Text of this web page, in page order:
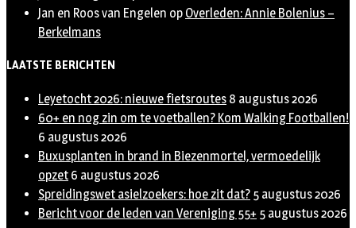
Jan en Roos van Engelen op Overleden: Annie Bolenius –
Berkelmans
LAATSTE BERICHTEN
Leyetocht 2026: nieuwe fietsroutes 8 augustus 2026
60+ en nog zin om te voetballen? Kom Walking Footballen!
6 augustus 2026
Buxusplanten in brand in Biezenmortel, vermoedelijk
opzet 6 augustus 2026
Spreidingswet asielzoekers: hoe zit dat? 5 augustus 2026
Bericht voor de leden van Vereniging 55+ 5 augustus 2026